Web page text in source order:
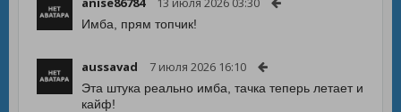
Имба, прям топчик!
aussavad 7 июля 2026 16:10
Эта штука реально имба, тачка теперь летает и
кайф!